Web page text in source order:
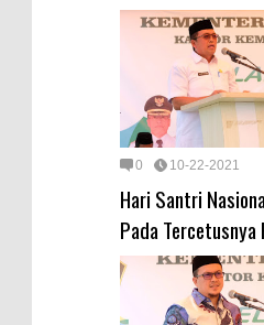
0 10-22-2021
Hari Santri
Pada Tercetusnya